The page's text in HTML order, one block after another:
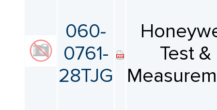
060-
0761-
28TJG
Test &